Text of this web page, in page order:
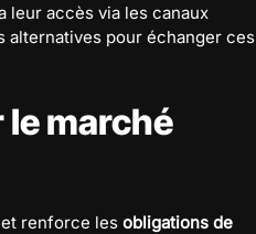
leur accès via les canaux
pour échanger ces
marché
renforce les obligations de